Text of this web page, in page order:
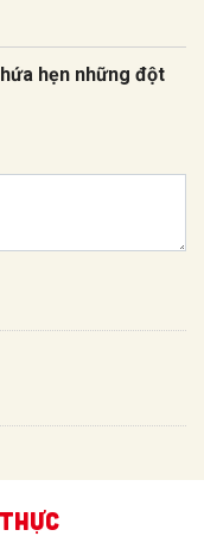
hẹn những đột
thực